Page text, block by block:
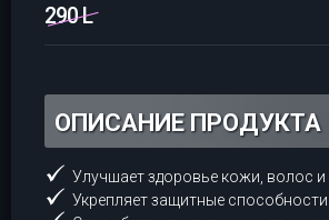
290 L
ОПИСАНИЕ ПРОДУКТА
Улучшает здоровье кожи, волос и
Укрепляет защитные